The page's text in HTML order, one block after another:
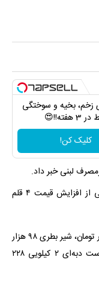
زخم، بخیه و سوختگی
هفته!!😍
کلیک کن!
به گزارش خبرگزاری مهر، دبیر انجمن صنایع لبنی از افزایش قیمت ۴ قلم
بر اساس این گزارش، قیمت شیر نایلونی، ۸۴ هزار تومان، شیر بطری ۹۸ هزار
تومان، پنیر یواف ۴۰۰ گرمی۲۰۳ هزار تومان، ماست دبه‌ای ۲ کیلویی ۲۲۸